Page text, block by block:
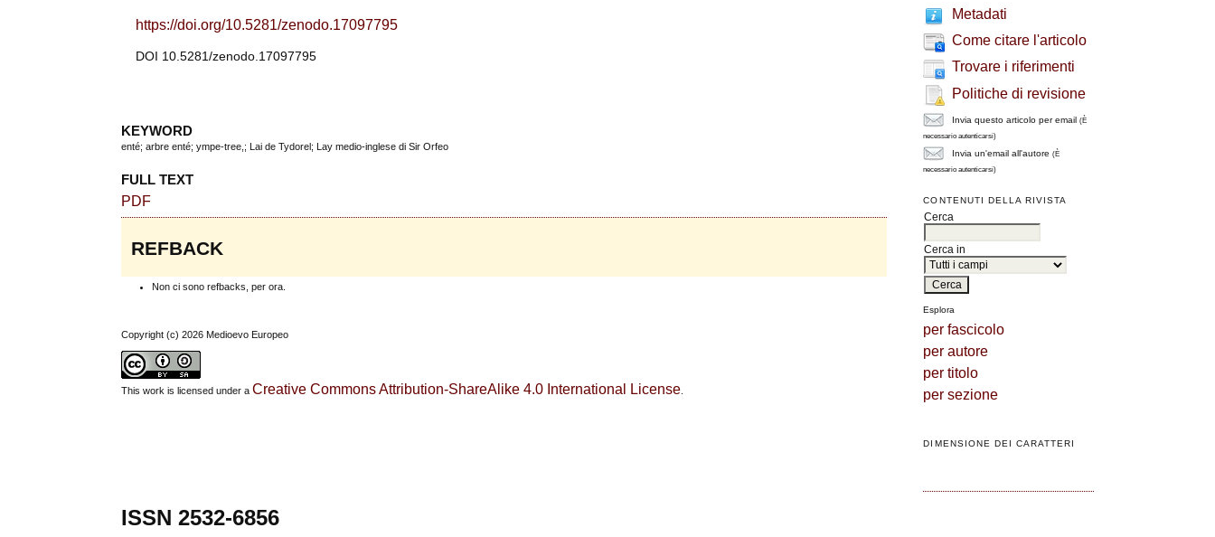
Metadati
Come citare l'articolo
Trovare i riferimenti
Politiche di revisione
Invia questo articolo per email(È
necessario autenticarsi)
Invia un'email all'autore(È
necessario autenticarsi)
CONTENUTI DELLA RIVISTA
Cerca
Cerca in
Esplora
per fascicolo
per autore
per titolo
per sezione
DIMENSIONE DEI CARATTERI
https://doi.org/10.5281/zenodo.17097795
DOI 10.5281/zenodo.17097795
KEYWORD
enté; arbre enté; ympe-tree,; Lai de Tydorel; Lay medio-inglese di Sir Orfeo
FULL TEXT
PDF
REFBACK
Non ci sono refbacks, per ora.
Copyright (c) 2026 Medioevo Europeo
This work is licensed under aCreative Commons Attribution-ShareAlike 4.0 International License
ISSN 2532-6856